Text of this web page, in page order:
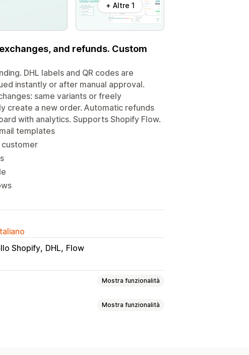
+ Altre 1
and refunds. Custom
DHL labels and QR codes are
instantly or after manual approval.
same variants or freely
create a new order. Automatic refunds
with analytics. Supports Shopify Flow.
templates
customer
Shopify DHL Flow
Mostra funzionalità
Mostra funzionalità